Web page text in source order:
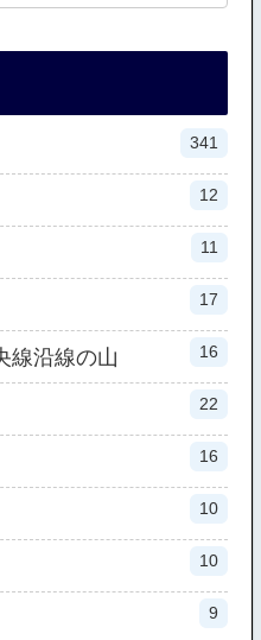
341
12
11
17
線沿線の山 16
22
16
10
10
9